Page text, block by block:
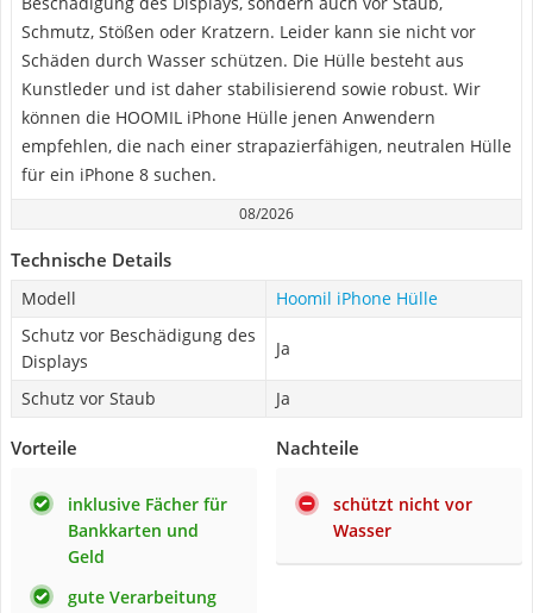
Schmutz, Stößen oder Kratzern. Leider kann sie nicht vor
Schäden durch Wasser schützen. Die Hülle besteht aus
Kunstleder und ist daher stabilisierend sowie robust. Wir
können die HOOMIL iPhone Hülle jenen Anwendern
empfehlen, die nach einer strapazierfähigen, neutralen Hülle
für ein iPhone 8 suchen.
08/2026
Technische Details
Modell
Hoomil iPhone Hülle
Schutz vor Beschädigung des
Displays
Ja
Schutz vor Staub Ja
Vorteile
inklusive Fächer für
Bankkarten und
Geld
gute Verarbeitung
Nachteile
schützt nicht vor
Wasser